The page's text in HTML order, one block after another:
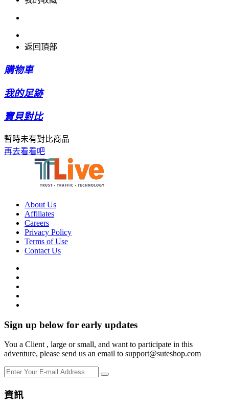
返回頂部
購物車
我的足跡
寶貝對比
暫時未有對比商品
再去看看吧
About Us
Affiliates
Careers
Privacy Policy
Terms of Use
Contact Us
Sign up below for early updates
You a Client , large or small, and want to participate in this
adventure, please send us an email to support@suteshop.com
資訊